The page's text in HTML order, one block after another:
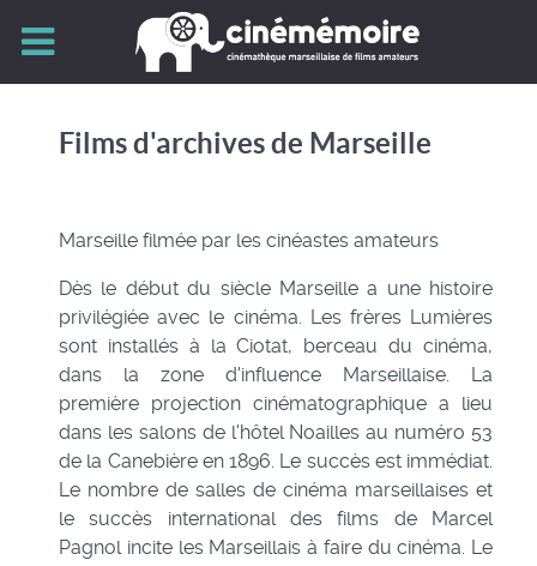
Films d'archives de Marseille
Marseille filmée par les cinéastes amateurs
Dès le début du siècle Marseille a une histoire
privilégiée avec le cinéma. Les frères Lumières
sont installés à la Ciotat, berceau du cinéma,
dans la zone d'influence Marseillaise. La
première projection cinématographique a lieu
dans les salons de l'hôtel Noailles au numéro 53
de la Canebière en 1896. Le succès est immédiat.
Le nombre de salles de cinéma marseillaises et
le succès international des films de Marcel
Pagnol incite les Marseillais à faire du cinéma. Le